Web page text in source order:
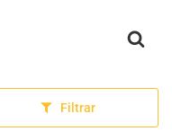
Filtrar